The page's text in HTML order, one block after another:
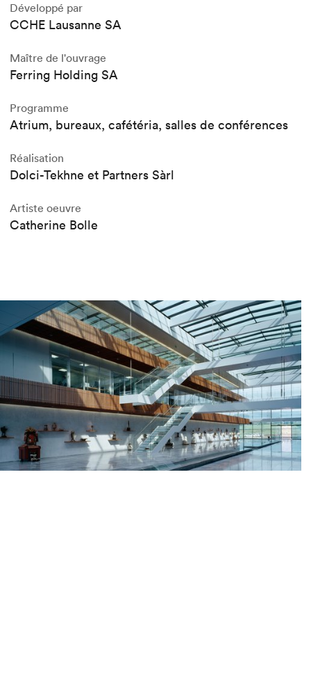
Développé par
CCHE Lausanne SA
Maître de l'ouvrage
Ferring Holding SA
Programme
Atrium, bureaux, cafétéria, salles de conférences
Réalisation
Dolci-Tekhne et Partners Sàrl
Artiste oeuvre
Catherine Bolle